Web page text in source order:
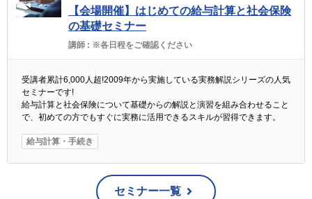
【会場開催】はじめての給与計算と社会保険
の基礎セミナー
講師 : ※各日程をご確認ください
受講者累計6,000人超!2009年から実施している実務解説シリーズの人気
セミナーです!
給与計算と社会保険について基礎からの解説と演習を組み合わせること
で、初めての方でもすぐに実務に活用できるスキルが習得できます。
給与計算・手続き
セミナー一覧